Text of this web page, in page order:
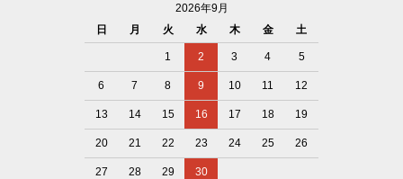
2026年9月
日
月 火 水 木 金 土
1 2 3 4 5
6 7 8 9 10 11 12
13 14 15 16 17 18 19
20 21 22 23 24 25 26
27 28 29 30